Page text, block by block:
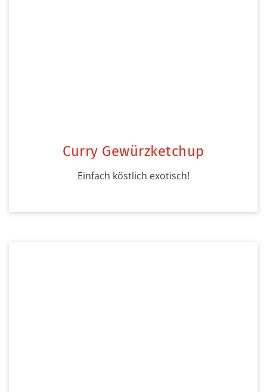
Curry Gewürzketchup
Einfach köstlich exotisch!